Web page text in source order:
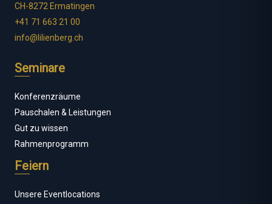
CH-8272 Ermatingen
+41 71 663 21 00
info@lilienberg.ch
Seminare
Konferenzräume
Pauschalen & Leistungen
Gut zu wissen
Rahmenprogramm
Feiern
Unsere Eventlocations